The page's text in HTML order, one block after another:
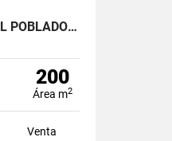
APARTAMENTO EN VENTA EN EL POBLADO SECTOR LOS PARRA
200
Área m2
Venta